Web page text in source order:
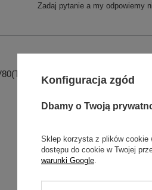
Zadaj pytanie a my odpowiemy
zam.171650045-T231
Konfiguracja zgód
Dbamy o Twoją
Sklep korzysta z plików cookie
dostępu do cookie w Twojej
warunki Google